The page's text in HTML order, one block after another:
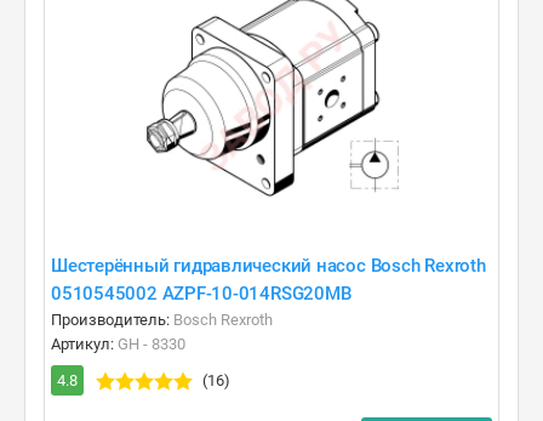
Шестерённый гидравлический насос Bosch Rexroth
0510545002 AZPF-10-014RSG20MB
Производитель: Bosch Rexroth
Артикул: GH - 8330
4.8
(16)